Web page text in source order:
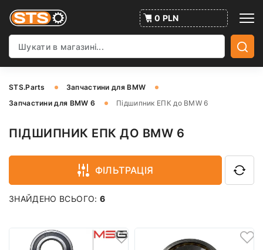
0 PLN
STS.Parts
Запчастини для BMW
Запчастини для BMW 6
Підшипник ЕПК до BMW 6
ПІДШИПНИК ЕПК ДО BMW 6
ФІЛЬТРАЦІЯ
ЗНАЙДЕНО ВСЬОГО: 6